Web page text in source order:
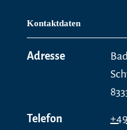
Kontaktdaten
Adresse
Telefon